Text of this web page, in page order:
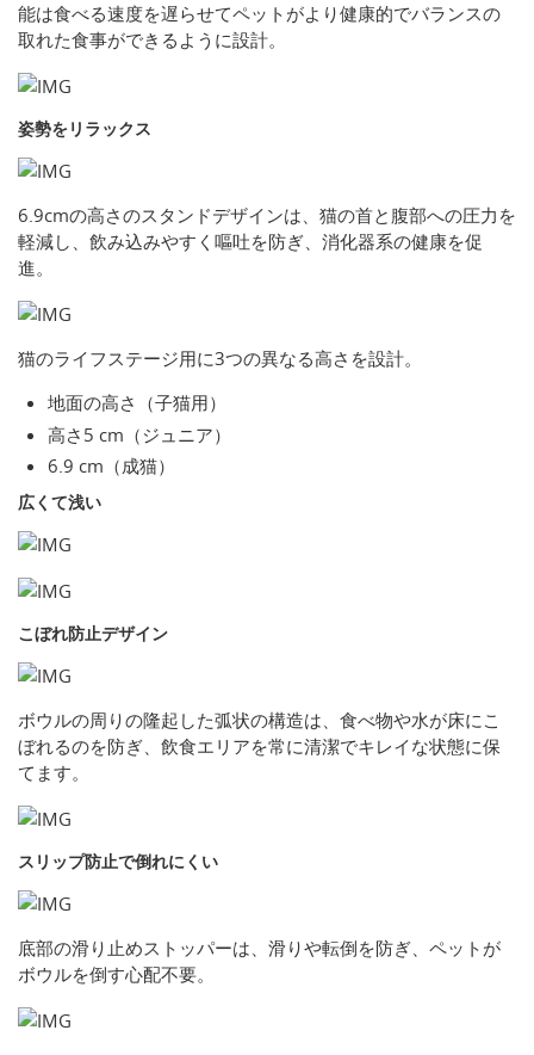
能は食べる速度を遅らせてペットがより健康的でバランスの
取れた食事ができるように設計。
姿勢をリラックス
6.9cmの高さのスタンドデザインは、猫の首と腹部への圧力を
軽減し、飲み込みやすく嘔吐を防ぎ、消化器系の健康を促
進。
猫のライフステージ用に3つの異なる高さを設計。
地面の高さ（子猫用）
高さ5 cm（ジュニア）
6.9 cm（成猫）
広くて浅い
こぼれ防止デザイン
ボウルの周りの隆起した弧状の構造は、食べ物や水が床にこ
ぼれるのを防ぎ、飲食エリアを常に清潔でキレイな状態に保
てます。
スリップ防止で倒れにくい
底部の滑り止めストッパーは、滑りや転倒を防ぎ、ペットが
ボウルを倒す心配不要。